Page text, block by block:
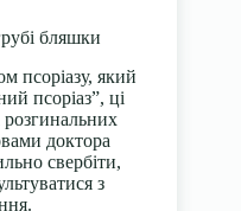
бляшки
псоріазу, який
псоріаз”, ці
розгинальних
доктора
свербіти,
з